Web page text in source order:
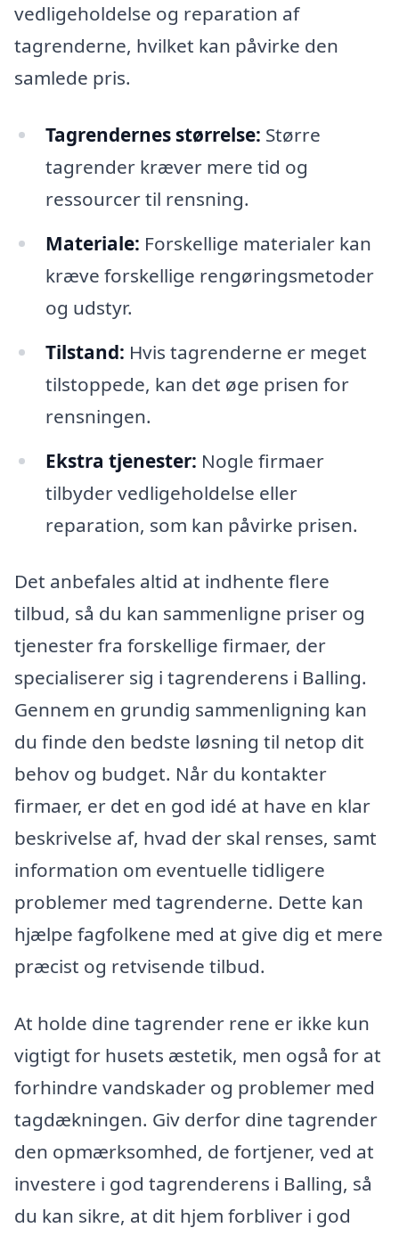
vedligeholdelse og reparation af
tagrenderne, hvilket kan påvirke den
samlede pris.
Tagrendernes størrelse: Større
tagrender kræver mere tid og
ressourcer til rensning.
Materiale: Forskellige materialer kan
kræve forskellige rengøringsmetoder
og udstyr.
Tilstand: Hvis tagrenderne er meget
tilstoppede, kan det øge prisen for
rensningen.
Ekstra tjenester: Nogle firmaer
tilbyder vedligeholdelse eller
reparation, som kan påvirke prisen.
Det anbefales altid at indhente flere
tilbud, så du kan sammenligne priser og
tjenester fra forskellige firmaer, der
specialiserer sig i tagrenderens i Balling.
Gennem en grundig sammenligning kan
du finde den bedste løsning til netop dit
behov og budget. Når du kontakter
firmaer, er det en god idé at have en klar
beskrivelse af, hvad der skal renses, samt
information om eventuelle tidligere
problemer med tagrenderne. Dette kan
hjælpe fagfolkene med at give dig et mere
præcist og retvisende tilbud.
At holde dine tagrender rene er ikke kun
vigtigt for husets æstetik, men også for at
forhindre vandskader og problemer med
tagdækningen. Giv derfor dine tagrender
den opmærksomhed, de fortjener, ved at
investere i god tagrenderens i Balling, så
du kan sikre, at dit hjem forbliver i god